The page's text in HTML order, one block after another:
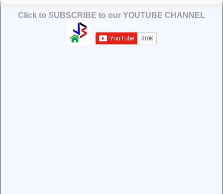
Click to SUBSCRIBE to our YOUTUBE CHANNEL